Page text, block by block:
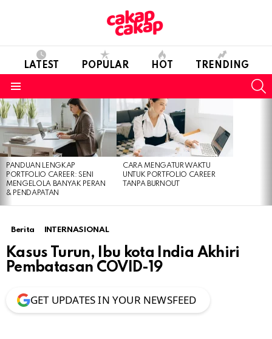
LATEST POPULAR HOT TRENDING
LATEST
STORIES
PANDUAN LENGKAP
PORTFOLIO CAREER: SENI
MENGELOLA BANYAK PERAN
& PENDAPATAN
CARA MENGATUR WAKTU
UNTUK PORTFOLIO CAREER
TANPA BURNOUT
Berita INTERNASIONAL
Kasus Turun, Ibu kota India Akhiri
Pembatasan COVID-19
GET UPDATES IN YOUR NEWSFEED